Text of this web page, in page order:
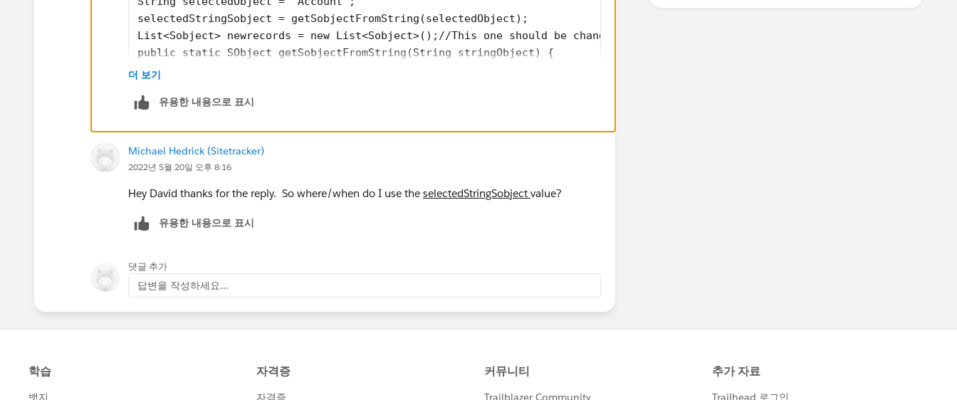
selectedStringSobject = getSobjectFromString(selectedObject);
List<Sobject> newrecords = new List<Sobject>();//This one should be change I guess
public static SObject getSobjectFromString(String stringObject) {
    Map<String, Schema.SObjectType> obj = Schema.getGlobalDescribe();
    Sobject newObject = so.newSobject();
더 보기
유용한 내용으로 표시
Michael Hedrick (Sitetracker)
2022년 5월 20일 오후 8:16
Hey David thanks for the reply. So where/when do I use the selectedStringSobject value?
유용한 내용으로 표시
댓글 추가
답변을 작성하세요...